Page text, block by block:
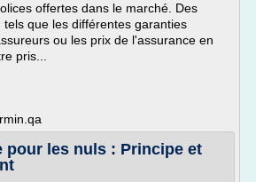
offertes dans le marché. Des
que les différentes garanties
ou les prix de l'assurance en
pris...
pour les nuls : Principe et